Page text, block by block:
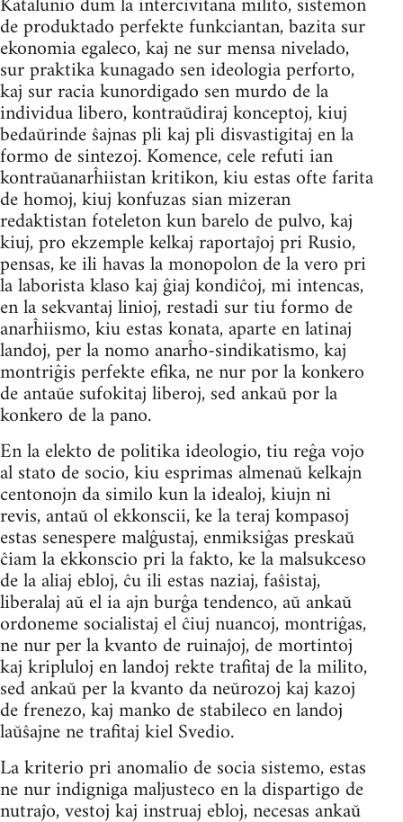
de produktado perfekte funkciantan, bazita sur
ekonomia egaleco, kaj ne sur mensa nivelado,
sur praktika kunagado sen ideologia perforto,
kaj sur racia kunordigado sen murdo de la
individua libero, kontraŭdiraj konceptoj, kiuj
bedaŭrinde ŝajnas pli kaj pli disvastigitaj en la
formo de sintezoj. Komence, cele refuti ian
kontraŭanarĥiistan kritikon, kiu estas ofte farita
de homoj, kiuj konfuzas sian mizeran
redaktistan foteleton kun barelo de pulvo, kaj
kiuj, pro ekzemple kelkaj raportaĵoj pri Rusio,
pensas, ke ili havas la monopolon de la vero pri
la laborista klaso kaj ĝiaj kondiĉoj, mi intencas,
en la sekvantaj linioj, restadi sur tiu formo de
anarĥiismo, kiu estas konata, aparte en latinaj
landoj, per la nomo anarĥo-sindikatismo, kaj
montriĝis perfekte efika, ne nur por la konkero
de antaŭe sufokitaj liberoj, sed ankaŭ por la
konkero de la pano.
En la elekto de politika ideologio, tiu reĝa vojo
al stato de socio, kiu esprimas almenaŭ kelkajn
centonojn da similo kun la idealoj, kiujn ni
revis, antaŭ ol ekkonscii, ke la teraj kompasoj
estas senespere malĝustaj, enmiksiĝas preskaŭ
ĉiam la ekkonscio pri la fakto, ke la malsukceso
de la aliaj ebloj, ĉu ili estas naziaj, faŝistaj,
liberalaj aŭ el ia ajn burĝa tendenco, aŭ ankaŭ
ordoneme socialistaj el ĉiuj nuancoj, montriĝas,
ne nur per la kvanto de ruinaĵoj, de mortintoj
kaj kripluloj en landoj rekte trafitaj de la milito,
sed ankaŭ per la kvanto da neŭrozoj kaj kazoj
de frenezo, kaj manko de stabileco en landoj
laŭŝajne ne trafitaj kiel Svedio.
La kriterio pri anomalio de socia sistemo, estas
ne nur indigniga maljusteco en la dispartigo de
nutraĵo, vestoj kaj instruaj ebloj, necesas ankaŭ